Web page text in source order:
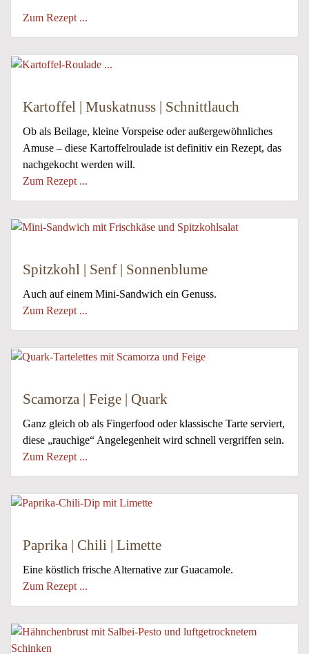
Zum Rezept ...
Kartoffel | Muskatnuss | Schnittlauch
Ob als Beilage, kleine Vorspeise oder außergewöhnliches
Amuse – diese Kartoffelroulade ist definitiv ein Rezept, das
nachgekocht werden will.
Zum Rezept ...
Spitzkohl | Senf | Sonnenblume
Auch auf einem Mini-Sandwich ein Genuss.
Zum Rezept ...
Scamorza | Feige | Quark
Ganz gleich ob als Fingerfood oder klassische Tarte serviert,
diese „rauchige“ Angelegenheit wird schnell vergriffen sein.
Zum Rezept ...
Paprika | Chili | Limette
Eine köstlich frische Alternative zur Guacamole.
Zum Rezept ...